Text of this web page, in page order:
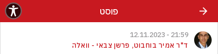
פוסט
21:59 - 12.11.2023
ד"ר אמיר בוחבוט, פרשן צבאי - וואלה